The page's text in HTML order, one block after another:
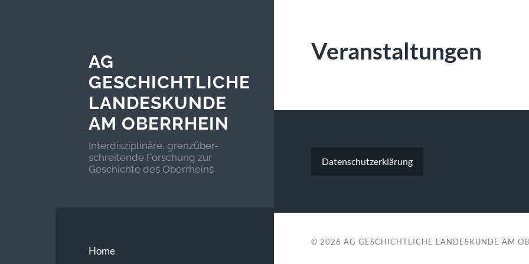
AG
GESCHICHTLICHE
LANDESKUNDE
AM OBERRHEIN
Interdisziplinäre, grenzüber-
schreitende Forschung zur
Geschichte des Oberrheins
Home
Veranstaltungen
Datenschutzerklärung
© 2026 AG GESCHICHTLICHE LANDESKUNDE AM